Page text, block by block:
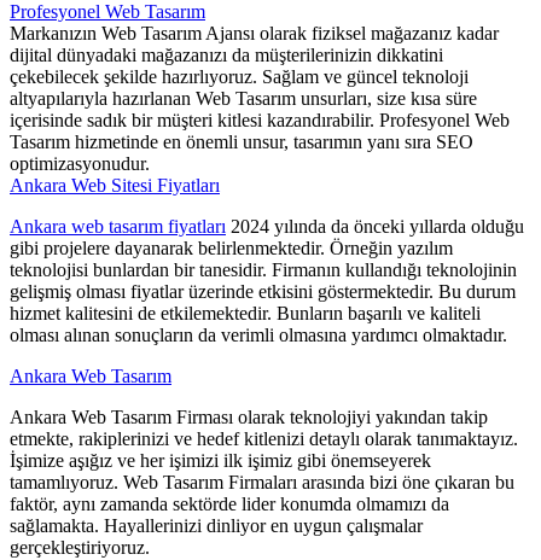
Profesyonel Web Tasarım
Markanızın Web Tasarım Ajansı olarak fiziksel mağazanız kadar
dijital dünyadaki mağazanızı da müşterilerinizin dikkatini
çekebilecek şekilde hazırlıyoruz. Sağlam ve güncel teknoloji
altyapılarıyla hazırlanan Web Tasarım unsurları, size kısa süre
içerisinde sadık bir müşteri kitlesi kazandırabilir. Profesyonel Web
Tasarım hizmetinde en önemli unsur, tasarımın yanı sıra SEO
optimizasyonudur.
Ankara Web Sitesi Fiyatları
Ankara web tasarım fiyatları 2024 yılında da önceki yıllarda olduğu
gibi projelere dayanarak belirlenmektedir. Örneğin yazılım
teknolojisi bunlardan bir tanesidir. Firmanın kullandığı teknolojinin
gelişmiş olması fiyatlar üzerinde etkisini göstermektedir. Bu durum
hizmet kalitesini de etkilemektedir. Bunların başarılı ve kaliteli
olması alınan sonuçların da verimli olmasına yardımcı olmaktadır.
Ankara Web Tasarım
Ankara Web Tasarım Firması olarak teknolojiyi yakından takip
etmekte, rakiplerinizi ve hedef kitlenizi detaylı olarak tanımaktayız.
İşimize aşığız ve her işimizi ilk işimiz gibi önemseyerek
tamamlıyoruz. Web Tasarım Firmaları arasında bizi öne çıkaran bu
faktör, aynı zamanda sektörde lider konumda olmamızı da
sağlamakta. Hayallerinizi dinliyor en uygun çalışmalar
gerçekleştiriyoruz.